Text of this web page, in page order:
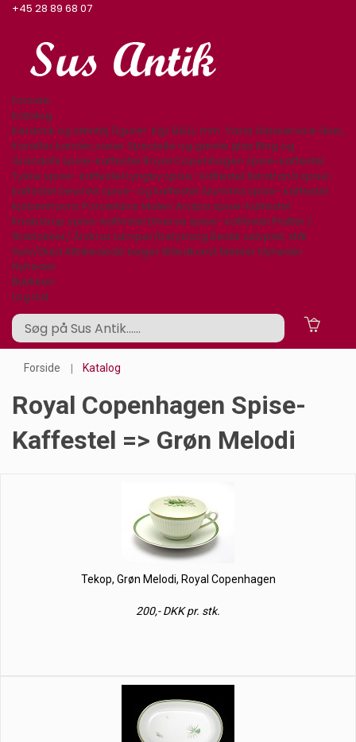
+45 28 89 68 07
Forside
Katalog
Keramik og stentøj Figurer. Kgl. B&G, mm. Varia Glasservice Glas,
Karafler,kander,vaser Specielle og gamle glas Bing og
Grøndahl spise-kaffestel Royal Copenhagen spise-kaffestel
Tyske spise- kaffestel Lyngby spise- kaffestel Rørstrand spise-
kaffestel Desiree spise- og kaffestel Aluminia spise- kaffestel
Kjøbenhavns Porcellains Maleri Arabia spise-kaffestel
Knabstrup spise-kaffestel Diverse spise- kaffestel Platter /
årsklokker/ Årskrus Lamper/belysning Bestik sølvplet, stål
Sølv/Guld Afbilledede bøger Billedkunst Møbler Nyheder
Nyheder
Butikken
Log ind
Forside Katalog
Royal Copenhagen Spise-
Kaffestel => Grøn Melodi
Tekop, Grøn Melodi, Royal Copenhagen
200,- DKK pr. stk.